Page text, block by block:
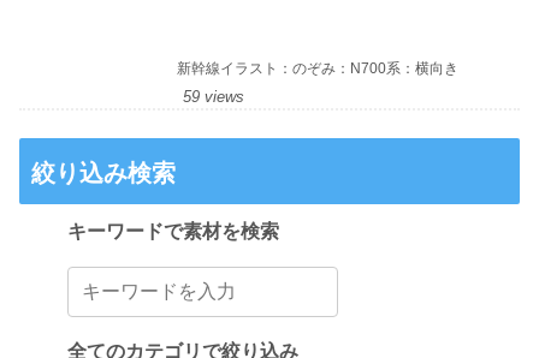
新幹線イラスト：のぞみ：N700系：横向き
59 views
絞り込み検索
キーワードで素材を検索
全てのカテゴリで絞り込み